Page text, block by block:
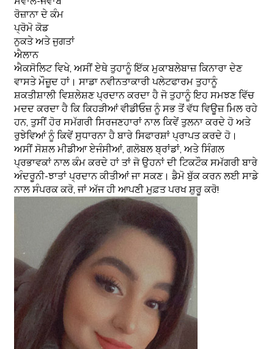
ਰੋਜ਼ਾਨਾ ਦੇ ਕੰਮ
ਪ੍ਰੋਮੋ ਕੋਡ
ਨੁਕਤੇ ਅਤੇ ਜੁਗਤਾਂ
ਐਲਾਨ
ਐਕਸੋਲਿਟ ਵਿਖੇ, ਅਸੀਂ ਏਥੇ ਤੁਹਾਨੂੰ ਇੱਕ ਮੁਕਾਬਲੇਬਾਜ਼ ਕਿਨਾਰਾ ਦੇਣ
ਵਾਸਤੇ ਮੌਜ਼ੂਦ ਹਾਂ। ਸਾਡਾ ਨਵੀਨਤਾਕਾਰੀ ਪਲੇਟਫਾਰਮ ਤੁਹਾਨੂੰ
ਸ਼ਕਤੀਸ਼ਾਲੀ ਵਿਸ਼ਲੇਸ਼ਣ ਪ੍ਰਦਾਨ ਕਰਦਾ ਹੈ ਜੋ ਤੁਹਾਨੂੰ ਇਹ ਸਮਝਣ ਵਿੱਚ
ਮਦਦ ਕਰਦਾ ਹੈ ਕਿ ਕਿਹੜੀਆਂ ਵੀਡੀਓਜ਼ ਨੂੰ ਸਭ ਤੋਂ ਵੱਧ ਵਿਊਜ਼ ਮਿਲ ਰਹੇ
ਹਨ, ਤੁਸੀਂ ਹੋਰ ਸਮੱਗਰੀ ਸਿਰਜਣਹਾਰਾਂ ਨਾਲ ਕਿਵੇਂ ਤੁਲਨਾ ਕਰਦੇ ਹੋ ਅਤੇ
ਰੁਝੇਵਿਆਂ ਨੂੰ ਕਿਵੇਂ ਸੁਧਾਰਨਾ ਹੈ ਬਾਰੇ ਸਿਫਾਰਸ਼ਾਂ ਪ੍ਰਾਪਤ ਕਰਦੇ ਹੋ।
ਅਸੀਂ ਸੋਸ਼ਲ ਮੀਡੀਆ ਏਜੰਸੀਆਂ, ਗਲੋਬਲ ਬ੍ਰਾਂਡਾਂ, ਅਤੇ ਸਿੰਗਲ
ਪ੍ਰਭਾਵਕਾਂ ਨਾਲ ਕੰਮ ਕਰਦੇ ਹਾਂ ਤਾਂ ਜੋ ਉਹਨਾਂ ਦੀ ਟਿਕਟੌਕ ਸਮੱਗਰੀ ਬਾਰੇ
ਅੰਦਰੂਨੀ-ਝਾਤਾਂ ਪ੍ਰਦਾਨ ਕੀਤੀਆਂ ਜਾ ਸਕਣ। ਡੈਮੋ ਬੁੱਕ ਕਰਨ ਲਈ ਸਾਡੇ
ਨਾਲ ਸੰਪਰਕ ਕਰੋ, ਜਾਂ ਅੱਜ ਹੀ ਆਪਣੀ ਮੁਫ਼ਤ ਪਰਖ ਸ਼ੁਰੂ ਕਰੋ!